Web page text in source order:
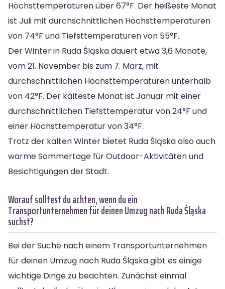
Höchsttemperaturen über 67°F. Der heißeste Monat
ist Juli mit durchschnittlichen Höchsttemperaturen
von 74°F und Tiefsttemperaturen von 55°F.
Der Winter in Ruda Śląska dauert etwa 3,6 Monate,
vom 21. November bis zum 7. März, mit
durchschnittlichen Höchsttemperaturen unterhalb
von 42°F. Der kälteste Monat ist Januar mit einer
durchschnittlichen Tiefsttemperatur von 24°F und
einer Höchsttemperatur von 34°F.
Trotz der kalten Winter bietet Ruda Śląska also auch
warme Sommertage für Outdoor-Aktivitäten und
Besichtigungen der Stadt.
Worauf solltest du achten, wenn du ein
Transportunternehmen für deinen Umzug nach Ruda Śląska
suchst?
Bei der Suche nach einem Transportunternehmen
für deinen Umzug nach Ruda Śląska gibt es einige
wichtige Dinge zu beachten. Zunächst einmal